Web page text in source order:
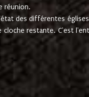
réunion.
des différentes
restante. C'est